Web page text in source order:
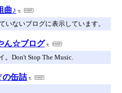
曲♪
いないブログに表示しています。
ん☆ブログ
Don't Stop The Music.
の缶詰